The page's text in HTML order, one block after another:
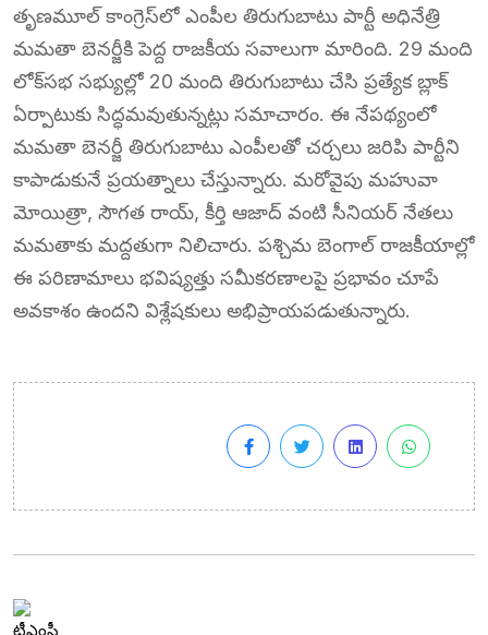
తృణమూల్ కాంగ్రెస్‌లో ఎంపీల తిరుగుబాటు పార్టీ అధినేత్రి
మమతా బెనర్జీకి పెద్ద రాజకీయ సవాలుగా మారింది. 29 మంది
లోక్‌సభ సభ్యుల్లో 20 మంది తిరుగుబాటు చేసి ప్రత్యేక బ్లాక్
ఏర్పాటుకు సిద్ధమవుతున్నట్లు సమాచారం. ఈ నేపథ్యంలో
మమతా బెనర్జీ తిరుగుబాటు ఎంపీలతో చర్చలు జరిపి పార్టీని
కాపాడుకునే ప్రయత్నాలు చేస్తున్నారు. మరోవైపు మహువా
మోయిత్రా, సౌగత రాయ్, కీర్తి ఆజాద్ వంటి సీనియర్ నేతలు
మమతాకు మద్దతుగా నిలిచారు. పశ్చిమ బెంగాల్ రాజకీయాల్లో
ఈ పరిణామాలు భవిష్యత్తు సమీకరణాలపై ప్రభావం చూపే
అవకాశం ఉందని విశ్లేషకులు అభిప్రాయపడుతున్నారు.